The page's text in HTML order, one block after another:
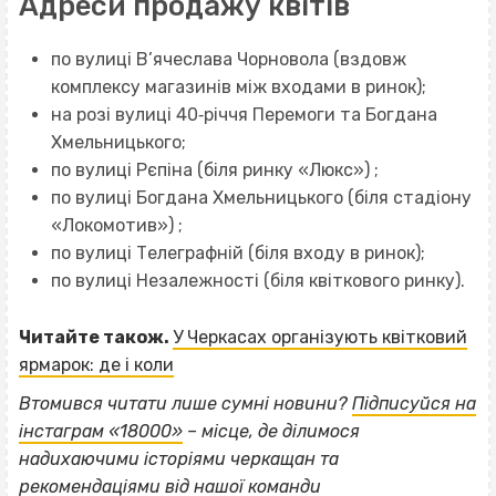
по вулиці В’ячеслава Чорновола (вздовж
комплексу магазинів між входами в ринок);
на розі вулиці 40‐річчя Перемоги та Богдана
Хмельницького;
по вулиці Рєпіна (біля ринку «Люкс») ;
по вулиці Богдана Хмельницького (біля стадіону
«Локомотив») ;
по вулиці Телеграфній (біля входу в ринок);
по вулиці Незалежності (біля квіткового ринку).
Читайте також. У Черкасах організують квітковий
ярмарок: де і коли
Втомився читати лише сумні новини? Підписуйся на
інстаграм «18000» – місце, де ділимося
надихаючими історіями черкащан та
рекомендаціями від нашої команди